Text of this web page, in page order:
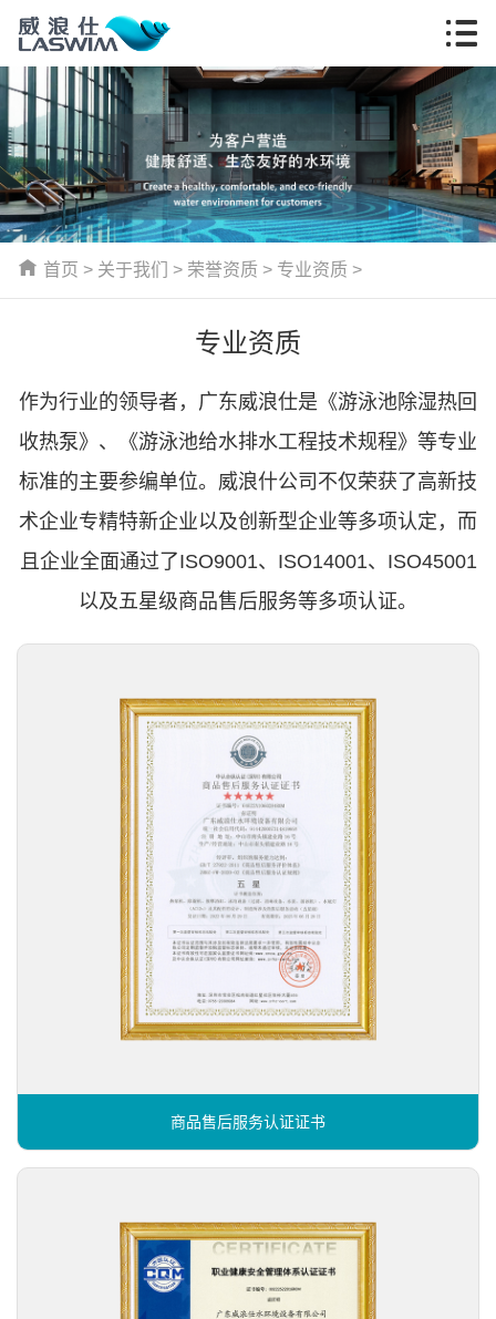
首页 > 关于我们 > 荣誉资质 > 专业资质 >
专业资质
作为行业的领导者，广东威浪仕是《游泳池除湿热回
收热泵》、《游泳池给水排水工程技术规程》等专业
标准的主要参编单位。威浪什公司不仅荣获了高新技
术企业专精特新企业以及创新型企业等多项认定，而
且企业全面通过了ISO9001、ISO14001、ISO45001
以及五星级商品售后服务等多项认证。
商品售后服务认证证书